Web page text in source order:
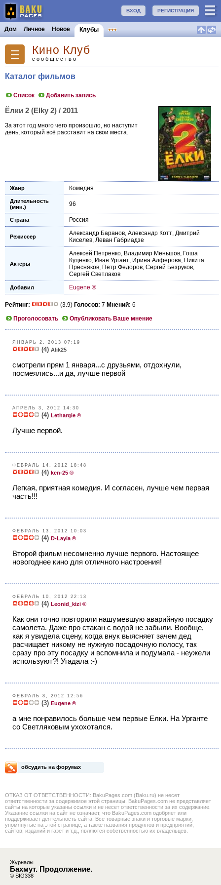
РЕГИСТРАЦИЯ
ВХОД
Дом Личное Новое Клубы
Кино Клуб
сообщество
Каталог фильмов
Список Добавить запись
Ёлки 2 (Elky 2) / 2011
За этот год много чего произошло, но наступит
день, который всё расставит на свои места.
Жанр Комедия
Длительность
(мин.)
96
Страна Россия
Режиссер Александр Баранов, Александр Котт, Дмитрий
Киселев, Леван Габриадзе
Актеры
Алексей Петренко, Владимир Меньшов, Гоша
Куценко, Иван Ургант, Ирина Алферова, Никита
Пресняков, Петр Федоров, Сергей Безруков,
Сергей Светлаков
Добавил Eugene ®
Рейтинг: (3.9) Голосов: 7 Мнений: 6
Проголосовать
Опубликовать Ваше мнение
ЯНВАРЬ 2, 2013 07:19
(4) Alik25
смотрели прям 1 января...с друзьями, отдохнули,
посмеялись...и да, лучше первой
АПРЕЛЬ 3, 2012 14:30
(4) Lethargie ®
Лучше первой.
ФЕВРАЛЬ 14, 2012 18:48
(4) ken-25 ®
Легкая, приятная комедия. И согласен, лучше чем первая
часть!!!
ФЕВРАЛЬ 13, 2012 10:03
(4) D-Layla ®
Второй фильм несомненно лучше первого. Настоящее
новогоднее кино для отличного настроения!
ФЕВРАЛЬ 10, 2012 22:13
(4) Leonid_kizi ®
Как они точно повторили нашумевшую аварийную посадку
самолета. Даже про стакан с водой не забыли. Вообще,
как я увидела сцену, когда внук выясняет зачем дед
расчищает никому не нужную посадочную полосу, так
сразу про эту посадку и вспомнила и подумала - неужели
используют?! Угадала :-)
ФЕВРАЛЬ 8, 2012 12:56
(3) Eugene ®
а мне понравилось больше чем первые Елки. На Урганте
со Светляковым ухохотался.
обсудить на форумах
ОТКАЗ ОТ ОТВЕТСТВЕННОСТИ: BakuPages.com (Baku.ru) не несет
ответственности за содержимое этой страницы. BakuPages.com не представляет
сайты на которые указаны ссылки и не несет ответственности за их содержание.
Указание ссылки на сайт не означает, что BakuPages.com одобряет или
поддерживает деятельность сайта. Все товарные знаки и торговые марки,
упомянутые на этой странице, а также названия продуктов и предприятий,
сайтов, изданий и газет и т.д., являются собственностью их владельцев.
Журналы
Бахмут. Продолжение.
© SIG338